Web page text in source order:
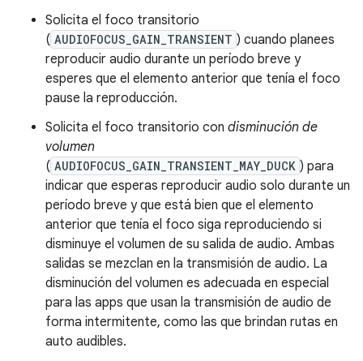
Solicita el foco transitorio
( AUDIOFOCUS_GAIN_TRANSIENT ) cuando planees
reproducir audio durante un período breve y
esperes que el elemento anterior que tenía el foco
pause la reproducción.
Solicita el foco transitorio con disminución de
volumen
( AUDIOFOCUS_GAIN_TRANSIENT_MAY_DUCK ) para
indicar que esperas reproducir audio solo durante un
período breve y que está bien que el elemento
anterior que tenía el foco siga reproduciendo si
disminuye el volumen de su salida de audio. Ambas
salidas se mezclan en la transmisión de audio. La
disminución del volumen es adecuada en especial
para las apps que usan la transmisión de audio de
forma intermitente, como las que brindan rutas en
auto audibles.